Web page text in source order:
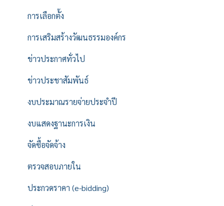
การเลือกตั้ง
การเสริมสร้างวัฒนธรรมองค์กร
ข่าวประกาศทั่วไป
ข่าวประชาสัมพันธ์
งบประมาณรายจ่ายประจำปี
งบแสดงฐานะการเงิน
จัดซื้อจัดจ้าง
ตรวจสอบภายใน
ประกวดราคา (e-bidding)